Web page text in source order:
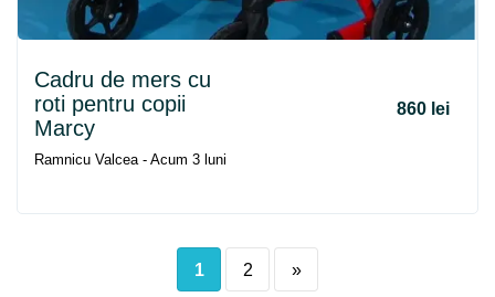
Cadru de mers cu
roti pentru copii
Marcy
860 lei
Ramnicu Valcea - Acum 3 luni
1 2 »